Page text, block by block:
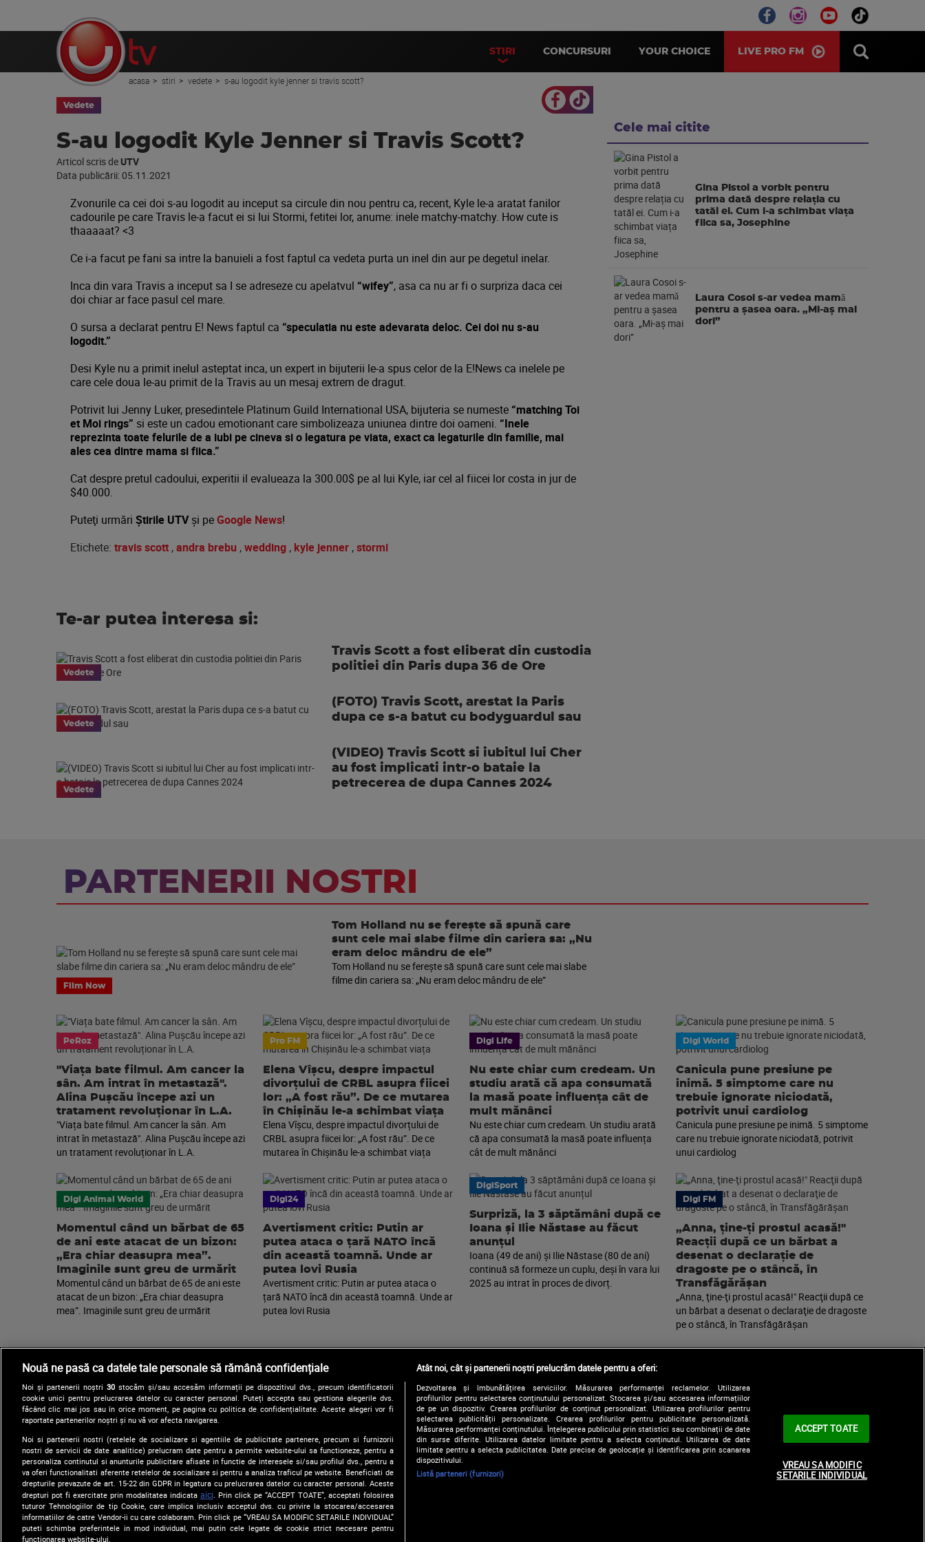
STIRI CONCURSURI YOUR CHOICE LIVE PRO FM
acasa stiri vedete s-au logodit kyle jenner si travis scott?
Vedete
S-au logodit Kyle Jenner si Travis Scott?
Articol scris de UTV
Data publicării: 05.11.2021
Zvonurile ca cei doi s-au logodit au inceput sa circule din nou pentru ca, recent, Kyle le-a aratat fanilor
cadourile pe care Travis le-a facut ei si lui Stormi, fetitei lor, anume: inele matchy-matchy. How cute is
thaaaaat? <3
Ce i-a facut pe fani sa intre la banuieli a fost faptul ca vedeta purta un inel din aur pe degetul inelar.
Inca din vara Travis a inceput sa I se adreseze cu apelatvul “wifey”, asa ca nu ar fi o surpriza daca cei
doi chiar ar face pasul cel mare.
O sursa a declarat pentru E! News faptul ca “speculatia nu este adevarata deloc. Cei doi nu s-au
logodit.”
Desi Kyle nu a primit inelul asteptat inca, un expert in bijuterii le-a spus celor de la E!News ca inelele pe
care cele doua le-au primit de la Travis au un mesaj extrem de dragut.
Potrivit lui Jenny Luker, presedintele Platinum Guild International USA, bijuteria se numeste “matching Toi
et Moi rings” si este un cadou emotionant care simbolizeaza uniunea dintre doi oameni. “Inele
reprezinta toate felurile de a iubi pe cineva si o legatura pe viata, exact ca legaturile din familie, mai
ales cea dintre mama si fiica.”
Cat despre pretul cadoului, experitii il evalueaza la 300.00$ pe al lui Kyle, iar cel al fiicei lor costa in jur de
$40.000.
Puteţi urmări Știrile UTVşi peGoogle News!
Etichete: travis scott ,andra brebu ,wedding , kyle jenner ,stormi
Cele mai citite
Gina Pistol a vorbit pentru
prima dată despre relația cu
tatăl ei. Cum i-a schimbat viața
fiica sa, Josephine
Laura Cosoi s-ar vedea mamǎ
pentru a şasea oara. „Mi-aș mai
dori”
Te-ar putea interesa si:
Vedete
Travis Scott a fost eliberat din custodia
politiei din Paris dupa 36 de Ore
Vedete
(FOTO) Travis Scott, arestat la Paris
dupa ce s-a batut cu bodyguardul sau
Vedete
(VIDEO) Travis Scott si iubitul lui Cher
au fost implicati intr-o bataie la
petrecerea de dupa Cannes 2024
PARTENERII NOSTRI
Film Now
Tom Holland nu se ferește să spună care
sunt cele mai slabe filme din cariera sa: „Nu
eram deloc mândru de ele”
Tom Holland nu se ferește să spună care sunt cele mai slabe
filme din cariera sa: „Nu eram deloc mândru de ele”
PeRoz
"Viața bate filmul. Am cancer la
sân. Am intrat în metastază".
Alina Pușcău începe azi un
tratament revoluționar în L.A.
"Viața bate filmul. Am cancer la sân. Am
intrat în metastază". Alina Pușcău începe azi
un tratament revoluționar în L.A.
Pro FM
Elena Vîșcu, despre impactul
divorțului de CRBL asupra fiicei
lor: „A fost rău”. De ce mutarea
în Chișinău le-a schimbat viața
Elena Vîșcu, despre impactul divorțului de
CRBL asupra fiicei lor: „A fost rău”. De ce
mutarea în Chișinău le-a schimbat viața
Digi Life
Nu este chiar cum credeam. Un
studiu arată că apa consumată
la masă poate influența cât de
mult mănânci
Nu este chiar cum credeam. Un studiu arată
că apa consumată la masă poate influența
cât de mult mănânci
Digi World
Canicula pune presiune pe
inimă. 5 simptome care nu
trebuie ignorate niciodată,
potrivit unui cardiolog
Canicula pune presiune pe inimă. 5 simptome
care nu trebuie ignorate niciodată, potrivit
unui cardiolog
Digi Animal World
Momentul când un bărbat de 65
de ani este atacat de un bizon:
„Era chiar deasupra mea”.
Imaginile sunt greu de urmărit
Momentul când un bărbat de 65 de ani este
atacat de un bizon: „Era chiar deasupra
mea”. Imaginile sunt greu de urmărit
Digi24
Avertisment critic: Putin ar
putea ataca o țară NATO încă
din această toamnă. Unde ar
putea lovi Rusia
Avertisment critic: Putin ar putea ataca o
țară NATO încă din această toamnă. Unde ar
putea lovi Rusia
DigiSport
Surpriză, la 3 săptămâni după ce
Ioana și Ilie Năstase au făcut
anunțul
Ioana (49 de ani) și Ilie Năstase (80 de ani)
continuă să formeze un cuplu, deși în vara lui
2025 au intrat în proces de divorț.
Digi FM
„Anna, ţine-ţi prostul acasă!"
Reacţii după ce un bărbat a
desenat o declaraţie de
dragoste pe o stâncă, în
Transfăgărăşan
„Anna, ţine-ţi prostul acasă!" Reacţii după ce
un bărbat a desenat o declaraţie de dragoste
pe o stâncă, în Transfăgărăşan
Urmărește-ne și pe:
Copyright © 2026 / DIGI ROMANIA S.A.
Arhiva
Comunicate de presă Politica de confidentialitate Termeni si conditii Gestionați preferințele| Contact/Info Codul etic
Nouă ne pasă ca datele tale personale să rămână confidențiale
Noi și partenerii noștri 30stocăm și/sau accesăm informații pe dispozitivul dvs., precum identificatorii
cookie unici pentru prelucrarea datelor cu caracter personal. Puteți accepta sau gestiona alegerile dvs.
făcând clic mai jos sau în orice moment, pe pagina cu politica de confidențialitate. Aceste alegeri vor fi
raportate partenerilor noștri și nu vă vor afecta navigarea.
Noi si partenerii nostri (retelele de socializare si agentiile de publicitate partenere, precum si furnizorii
nostri de servicii de date analitice) prelucram date pentru a permite website-ului sa functioneze, pentru a
personaliza continutul si anunturile publicitare afisate in functie de interesele si/sau profilul dvs., pentru a
va oferi functionalitati aferente retelelor de socializare si pentru a analiza traficul pe website. Beneficiati de
drepturile prevazute de art. 15-22 din GDPR in legatura cu prelucrarea datelor cu caracter personal. Aceste
drepturi pot fi exercitate prin modalitatea indicata aici . Prin click pe “ACCEPT TOATE”, acceptati folosirea
tuturor Tehnologiilor de tip Cookie, care implica inclusiv acceptul dvs. cu privire la stocarea/accesarea
informatiilor de catre Vendor-ii cu care colaboram. Prin click pe “VREAU SA MODIFIC SETARILE INDIVIDUAL”
puteti schimba preferintele in mod individual, mai putin cele legate de cookie strict necesare pentru
functionarea website-ului.
Atât noi, cât și partenerii noștri prelucrăm datele pentru a oferi:
Dezvoltarea și îmbunătățirea serviciilor. Măsurarea performanței reclamelor. Utilizarea
profilurilor pentru selectarea conținutului personalizat. Stocarea și/sau accesarea informațiilor
de pe un dispozitiv. Crearea profilurilor de conținut personalizat. Utilizarea profilurilor pentru
selectarea publicității personalizate. Crearea profilurilor pentru publicitate personalizată.
Măsurarea performanței conținutului. Înțelegerea publicului prin statistici sau combinații de date
din surse diferite. Utilizarea datelor limitate pentru a selecta conținutul. Utilizarea de date
limitate pentru a selecta publicitatea. Date precise de geolocație și identificarea prin scanarea
dispozitivului.
Listă parteneri (furnizori)
ACCEPT TOATE
VREAU SA MODIFIC
SETARILE INDIVIDUAL